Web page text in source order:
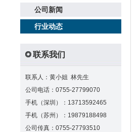
公司新闻
行业动态
联系我们
联系人：黄小姐 林先生
公司电话：0755-27799070
手机（深圳）：13713592465
手机（苏州）：19879188498
公司传真：0755-27793510